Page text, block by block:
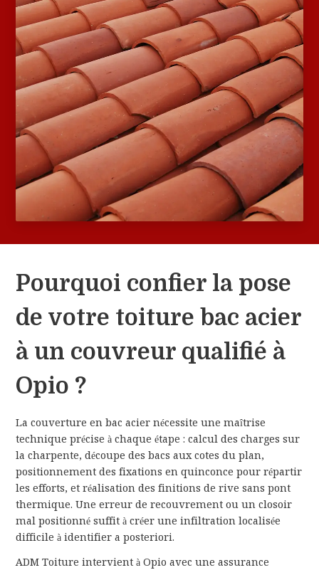
Pourquoi confier la pose
de votre toiture bac acier
à un couvreur qualifié à
Opio ?
La couverture en bac acier nécessite une maîtrise
technique précise à chaque étape : calcul des charges sur
la charpente, découpe des bacs aux cotes du plan,
positionnement des fixations en quinconce pour répartir
les efforts, et réalisation des finitions de rive sans pont
thermique. Une erreur de recouvrement ou un closoir
mal positionné suffit à créer une infiltration localisée
difficile à identifier a posteriori.
ADM Toiture intervient à Opio avec une assurance